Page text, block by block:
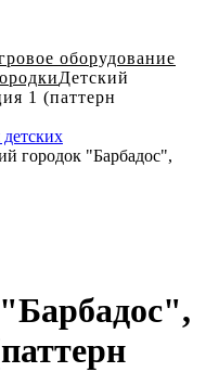
оборудование
Детский
1 (паттерн
городок "Барбадос",